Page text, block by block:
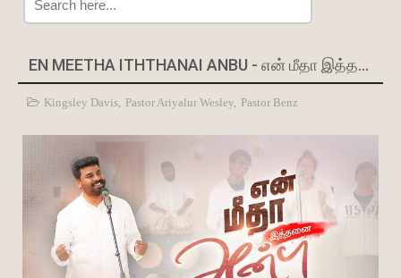
EN MEETHA ITHTHANAI ANBU - என் மீதா இத்தனை அன்பு | PS. BENZ
Kingsley Davis, Pastor Ariyalur Wesley, Pastor Benz